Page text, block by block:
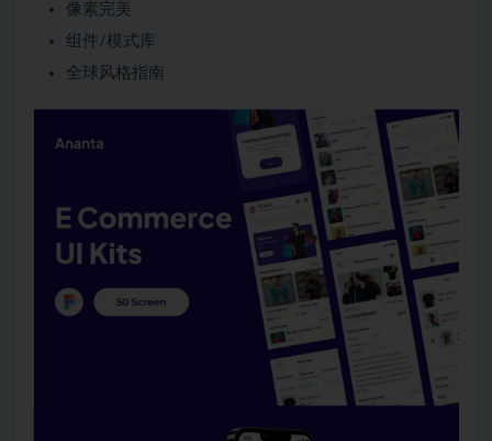
像素完美
组件/模式库
全球风格指南